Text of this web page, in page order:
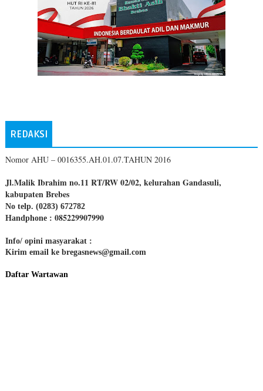
REDAKSI
Nomor AHU – 0016355.AH.01.07.TAHUN 2016
Jl.Malik Ibrahim no.11 RT/RW 02/02, kelurahan Gandasuli,
kabupaten Brebes
No telp. (0283) 672782
Handphone : 085229907990
Info/ opini masyarakat :
Kirim email ke bregasnews@gmail.com
Daftar Wartawan